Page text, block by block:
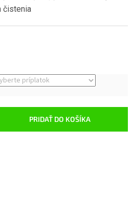
PRIDAŤ DO KOŠÍKA
čistenia